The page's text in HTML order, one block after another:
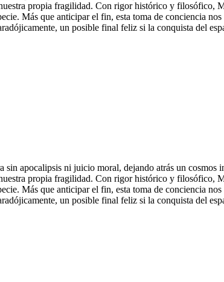
propia fragilidad. Con rigor histórico y
Más que anticipar el fin, esta toma de conciencia
un posible final feliz si la conquista del
sin apocalipsis ni juicio moral, dejando atrás un
propia fragilidad. Con rigor histórico y
Más que anticipar el fin, esta toma de conciencia
un posible final feliz si la conquista del